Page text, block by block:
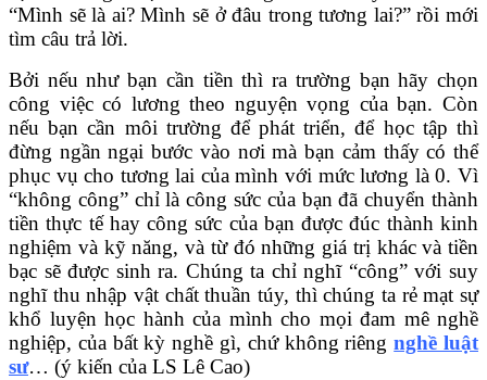
“Mình sẽ là ai? Mình sẽ ở đâu trong tương lai?” rồi mới
tìm câu trả lời.
Bởi nếu như bạn cần tiền thì ra trường bạn hãy chọn
công việc có lương theo nguyện vọng của bạn. Còn
nếu bạn cần môi trường để phát triển, để học tập thì
đừng ngần ngại bước vào nơi mà bạn cảm thấy có thể
phục vụ cho tương lai của mình với mức lương là 0. Vì
“không công” chỉ là công sức của bạn đã chuyển thành
tiền thực tế hay công sức của bạn được đúc thành kinh
nghiệm và kỹ năng, và từ đó những giá trị khác và tiền
bạc sẽ được sinh ra. Chúng ta chỉ nghĩ “công” với suy
nghĩ thu nhập vật chất thuần túy, thì chúng ta rẻ mạt sự
khổ luyện học hành của mình cho mọi đam mê nghề
nghiệp, của bất kỳ nghề gì, chứ không riêngnghề luật
sư… (ý kiến của LS Lê Cao)